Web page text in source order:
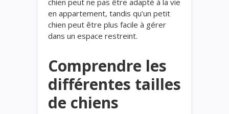
chien peut ne pas être adapté à la vie
en appartement, tandis qu’un petit
chien peut être plus facile à gérer
dans un espace restreint.
Comprendre les
différentes tailles
de chiens